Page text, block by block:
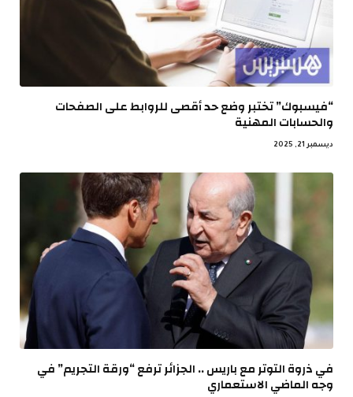
“فيسبوك” تختبر وضع حد أقصى للروابط على الصفحات
والحسابات المهنية
ديسمبر 21, 2025
في ذروة التوتر مع باريس .. الجزائر ترفع “ورقة التجريم” في
وجه الماضي الاستعماري